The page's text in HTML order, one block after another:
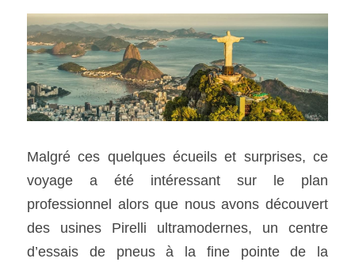
Malgré ces quelques écueils et surprises, ce
voyage a été intéressant sur le plan
professionnel alors que nous avons découvert
des usines Pirelli ultramodernes, un centre
d’essais de pneus à la fine pointe de la